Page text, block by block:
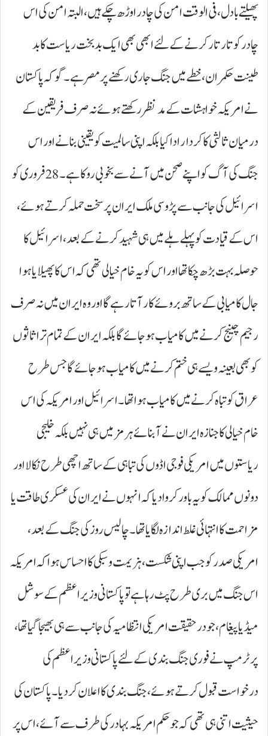
پھیلتے بادل، فی الوقت امن کی چادر اوڑھ چکے ہیں، البتہ امن کی اس
چادر کو تار تار کرنے کے لئے ابھی بھی ایک بدبخت ریاست کا بد
طینت حکمران، خطے میں جنگ جاری رکھنے پر مصر ہے۔ گو کہ پاکستان
نے امریکہ خواہشات کے مد نظر رکھتے ہوئے نہ صرف فریقین کے
درمیان ثالثی کا کردار ادا کیا بلکہ اپنی سالمیت کو یقینی بنانے اور اس
جنگ کی آگ کو اپنے صحن میں آنے سے بخوبی روکا ہے۔ 28فروری کو
اسرائیل کی جانب سے پڑوسی ملک ایران پر سخت حملہ کرتے ہوئے،
اس کے قیادت کو پہلے ہلے میں ہی شہید کرنے کے بعد، اسرائیل کا
حوصلہ بہت بڑھ چکا تھا اور اس کو یہ خام خیالی تھی کہ اس کا پھیلایا ہوا
جال کامیابی کے ساتھ بروئے کار آتا رہے گا اور وہ ایران میں نہ صرف
رجیم چینج کرنے میں کامیاب ہو جائے گا بلکہ ایران کے تمام تر اثاثوں
کو بھی بعینہ ویسے ہی ختم کرنے میں کامیاب ہو جائے گا جس طرح
عراق کو تباہ کرنے میں کامیاب ہوا تھا۔ اسرائیل اور امریکہ کی اس
خام خیالی کا جنازہ ایران نے آبنائے ہرمز میں ہی نہیں بلکہ خلیجی
ریاستوں میں امریکی فوجی اڈوں کی تباہی کے ساتھ اچھی طرح نکالا اور
دونوں ممالک کو یہ باور کروادیا کہ انہوں نے ایران کی عسکری طاقت یا
مزاحمت کا انتہائی غلط اندازہ لگایا تھا۔ چالیس روز کی جنگ کے بعد،
امریکی صدر کو جب اپنی شکست، ہزیمت و سبکی کا احساس ہوا کہ امریکہ
اس جنگ میں بری طرح پٹ رہا ہے تو پاکستانی وزیر اعظم کے سوشل
میڈیا پیغام، جو درحقیقت امریکی انتظامیہ کی جانب سے ہی بھیجا گیا تھا،
پر ٹرمپ نے فوری جنگ بندی کے لئے پاکستانی وزیر اعظم کی
درخواست قبول کرتے ہوئے، جنگ بندی کا اعلان کر دیا۔ پاکستان کی
حیثیت اتنی ہی تھی کہ جو حکم امریکہ بہادر کی طرف سے آئے، اس پر